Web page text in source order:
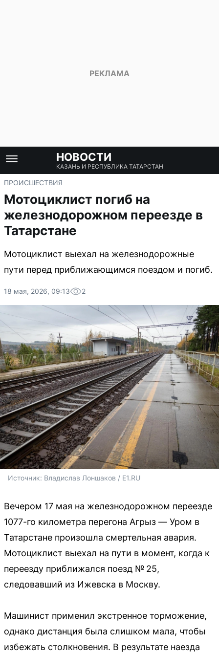
НОВОСТИ
КАЗАНЬ И РЕСПУБЛИКА ТАТАРСТАН
ПРОИСШЕСТВИЯ
Мотоциклист погиб на
железнодорожном переезде в
Татарстане
Мотоциклист выехал на железнодорожные
пути перед приближающимся поездом и погиб.
18 мая, 2026, 09:13 2
Источник: Владислав Лоншаков / E1.RU
Вечером 17 мая на железнодорожном переезде
1077-го километра перегона Агрыз — Уром в
Татарстане произошла смертельная авария.
Мотоциклист выехал на пути в момент, когда к
переезду приближался поезд № 25,
следовавший из Ижевска в Москву.
Машинист применил экстренное торможение,
однако дистанция была слишком мала, чтобы
избежать столкновения. В результате наезда